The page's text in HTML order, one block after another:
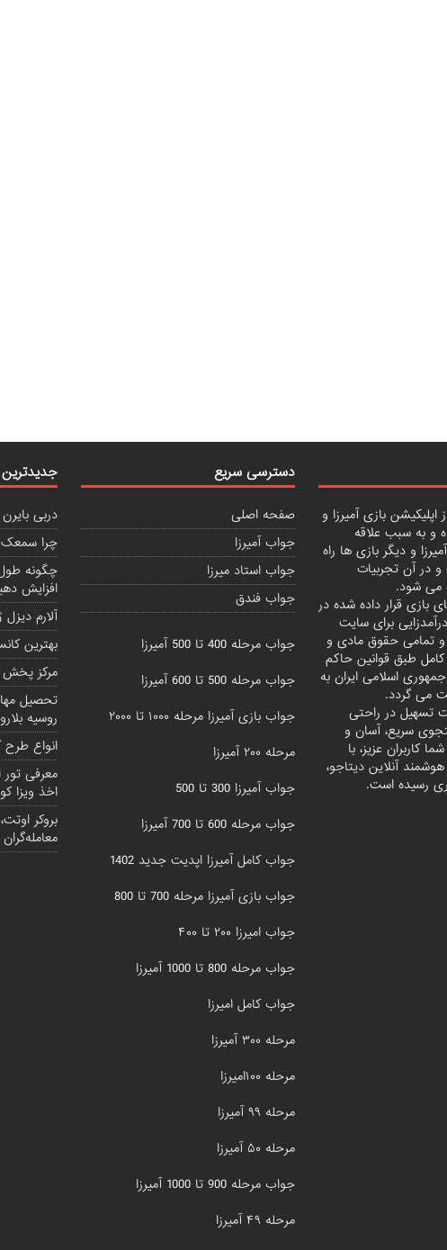
بازی آمیرزا و
و به سبب علاقه
و دیگر بازی ها راه
در آن تجربیات
می شود.
بازی قرار داده شده در
برای سایت
تمامی حقوق مادی و
طبق قوانین حاکم
اسلامی ایران به
می گردد.
تسهیل در راحتی
سریع، آسان و
کاربران عزیز، با
آنلاین دیتاجو،
رسیده است.
دسترسی سریع
صفحه اصلی
جواب آمیرزا
جواب استاد میرزا
جواب فندق
جواب مرحله 400 تا 500 آمیرزا
جواب مرحله 500 تا 600 آمیرزا
جواب بازی آمیرزا مرحله ۱۰۰۰ تا ۲۰۰۰
مرحله ۲۰۰ آمیرزا
جواب آمیرزا 300 تا 500
جواب مرحله 600 تا 700 آمیرزا
جواب کامل آمیرزا اپدیت جدید 1402
جواب بازی آمیرزا مرحله 700 تا 800
جواب امیرزا ۲۰۰ تا ۴۰۰
جواب مرحله 800 تا 1000 آمیرزا
جواب کامل امیرزا
مرحله ۳۰۰ آمیرزا
مرحله ۱۰۰امیرزا
مرحله ۹۹ آمیرزا
مرحله ۵۰ آمیرزا
جواب مرحله 900 تا 1000 آمیرزا
مرحله ۴۹ آمیرزا
دربی
چرا
چگونه
افزایش
آلارم دیزل
بهترین
مرکز پخش
تحصیل
روسیه
انواع طرح
معرفی تور
اخذ ویزا
بروکر